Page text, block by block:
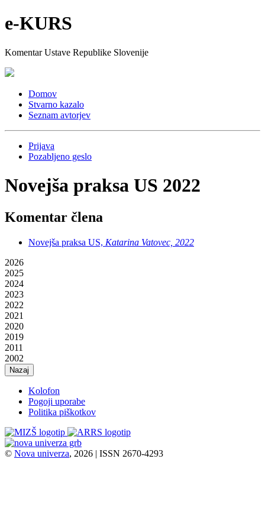
e-KURS
Komentar Ustave Republike Slovenije
Domov
Stvarno kazalo
Seznam avtorjev
Prijava
Pozabljeno geslo
Novejša praksa US 2022
Komentar člena
Novejša praksa US, Katarina Vatovec, 2022
2026
2025
2024
2023
2022
2021
2020
2019
2011
2002
Nazaj
Kolofon
Pogoji uporabe
Politika piškotkov
© Nova univerza, 2026 | ISSN 2670-4293